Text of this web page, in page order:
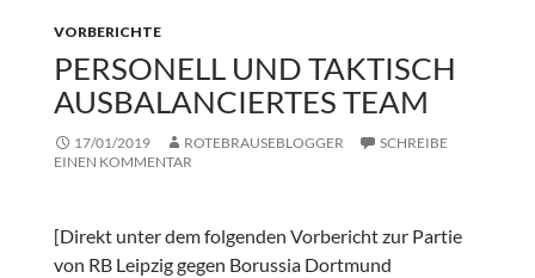
VORBERICHTE
PERSONELL UND TAKTISCH
AUSBALANCIERTES TEAM
17/01/2019 ROTEBRAUSEBLOGGER
SCHREIBE
EINEN KOMMENTAR
[Direkt unter dem folgenden Vorbericht zur Partie
von RB Leipzig gegen Borussia Dortmund